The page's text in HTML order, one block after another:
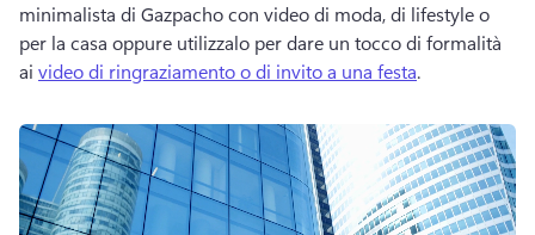
minimalista di Gazpacho con video di moda, di lifestyle o
per la casa oppure utilizzalo per dare un tocco di formalità
ai video di ringraziamento o di invito a una festa.